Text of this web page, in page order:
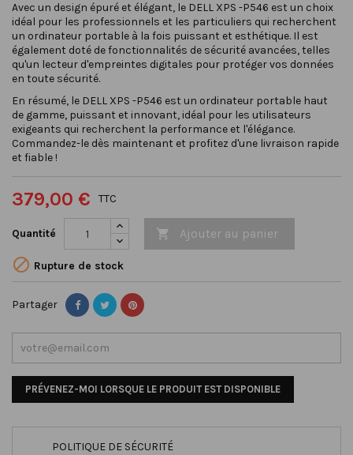
Avec un design épuré et élégant, le DELL XPS -P546 est un choix
idéal pour les professionnels et les particuliers qui recherchent
un ordinateur portable à la fois puissant et esthétique. Il est
également doté de fonctionnalités de sécurité avancées, telles
qu'un lecteur d'empreintes digitales pour protéger vos données
en toute sécurité.
En résumé, le DELL XPS -P546 est un ordinateur portable haut
de gamme, puissant et innovant, idéal pour les utilisateurs
exigeants qui recherchent la performance et l'élégance.
Commandez-le dès maintenant et profitez d'une livraison rapide
et fiable !
379,00 € TTC
Quantité  Ajouter au panier
 Rupture de stock
Partager
PRÉVENEZ-MOI LORSQUE LE PRODUIT EST DISPONIBLE
POLITIQUE DE SÉCURITÉ